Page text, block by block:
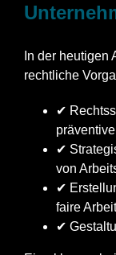
In der heutigen
rechtliche
✔
✔
von
✔
faire
✔